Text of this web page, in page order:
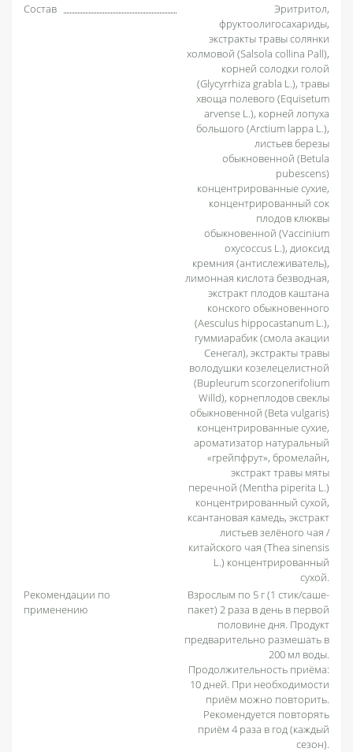
Состав
Эритритол,
фруктоолигосахариды,
экстракты травы солянки
холмовой (Salsola collina Pall),
корней солодки голой
(Glycyrrhiza grabla L.), травы
хвоща полевого (Equisetum
arvense L.), корней лопуха
большого (Arctium lappa L.),
листьев березы
обыкновенной (Betula
pubescens)
концентрированные сухие,
концентрированный сок
плодов клюквы
обыкновенной (Vaccinium
oxycoccus L.), диоксид
кремния (антислеживатель),
лимонная кислота безводная,
экстракт плодов каштана
конского обыкновенного
(Aesculus hippocastanum L.),
гуммиарабик (смола акации
Сенегал), экстракты травы
володушки козелецелистной
(Bupleurum scorzonerifolium
Willd), корнеплодов свеклы
обыкновенной (Beta vulgaris)
концентрированные сухие,
ароматизатор натуральный
«грейпфрут», бромелайн,
экстракт травы мяты
перечной (Mentha piperita L.)
концентрированный сухой,
ксантановая камедь, экстракт
листьев зелёного чая /
китайского чая (Thea sinensis
L.) концентрированный
сухой.
Рекомендации по
применению
Взрослым по 5 г (1 стик/саше-
пакет) 2 раза в день в первой
половине дня. Продукт
предварительно размешать в
200 мл воды.
Продолжительность приёма:
10 дней. При необходимости
приём можно повторить.
Рекомендуется повторять
приём 4 раза в год (каждый
сезон).